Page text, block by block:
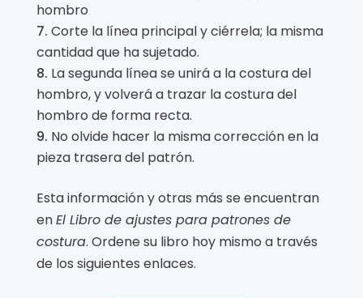
hombro
Corte la línea principal y ciérrela; la misma
cantidad que ha sujetado.
La segunda línea se unirá a la costura del
hombro, y volverá a trazar la costura del
hombro de forma recta.
No olvide hacer la misma corrección en la
pieza trasera del patrón.
Esta información y otras más se encuentran
enEl Libro de ajustes para patrones de
costura. Ordene su libro hoy mismo a través
de los siguientes enlaces.